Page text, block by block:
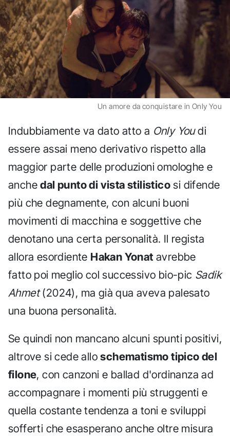
Un amore da conquistare in Only You
Indubbiamente va dato atto a Only Youdi
essere assai meno derivativo rispetto alla
maggior parte delle produzioni omologhe e
anchedal punto di vista stilistico si difende
più che degnamente, con alcuni buoni
movimenti di macchina e soggettive che
denotano una certa personalità. Il regista
allora esordiente Hakan Yonat avrebbe
fatto poi meglio col successivo bio-pic Sadik
Ahmet(2024), ma già qua aveva palesato
una buona personalità.
Se quindi non mancano alcuni spunti positivi,
altrove si cede alloschematismo tipico del
filone, con canzoni e ballad d'ordinanza ad
accompagnare i momenti più struggenti e
quella costante tendenza a toni e sviluppi
sofferti che esasperano anche oltre misura